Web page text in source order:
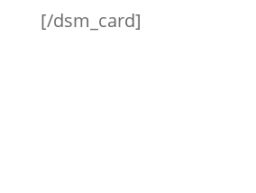
[/dsm_card]